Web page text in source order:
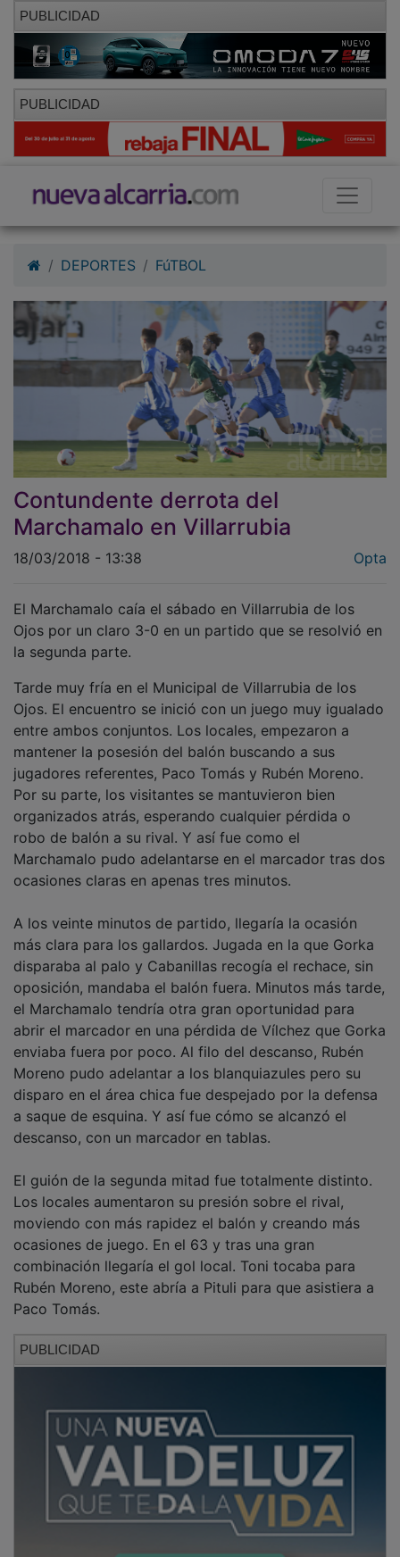
PUBLICIDAD
PUBLICIDAD
Contundente derrota del
Marchamalo en Villarrubia
Ojos por un claro 3-0 en un partido que se resolvió en
la segunda parte.
Ojos. El encuentro se inició con un juego muy igualado
entre ambos conjuntos. Los locales, empezaron a
mantener la posesión del balón buscando a sus
jugadores referentes, Paco Tomás y Rubén Moreno.
Por su parte, los visitantes se mantuvieron bien
organizados atrás, esperando cualquier pérdida o
robo de balón a su rival. Y así fue como el
Marchamalo pudo adelantarse en el marcador tras dos
ocasiones claras en apenas tres minutos.
más clara para los gallardos. Jugada en la que Gorka
disparaba al palo y Cabanillas recogía el rechace, sin
oposición, mandaba el balón fuera. Minutos más tarde,
el Marchamalo tendría otra gran oportunidad para
abrir el marcador en una pérdida de Vílchez que Gorka
enviaba fuera por poco. Al filo del descanso, Rubén
Moreno pudo adelantar a los blanquiazules pero su
disparo en el área chica fue despejado por la defensa
a saque de esquina. Y así fue cómo se alcanzó el
descanso, con un marcador en tablas.
Los locales aumentaron su presión sobre el rival,
moviendo con más rapidez el balón y creando más
ocasiones de juego. En el 63 y tras una gran
combinación llegaría el gol local. Toni tocaba para
Rubén Moreno, este abría a Pituli para que asistiera a
Paco Tomás.